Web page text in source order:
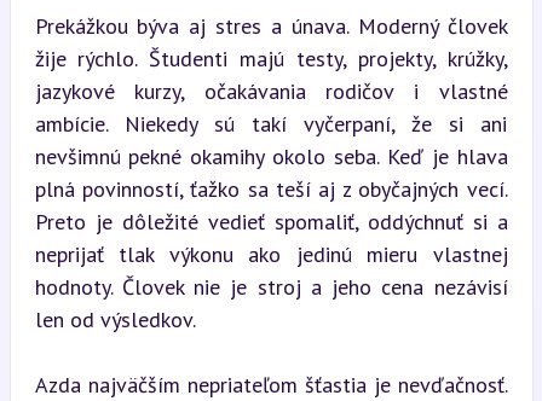
Prekážkou býva aj stres a únava. Moderný človek
žije rýchlo. Študenti majú testy, projekty, krúžky,
jazykové kurzy, očakávania rodičov i vlastné
ambície. Niekedy sú takí vyčerpaní, že si ani
nevšimnú pekné okamihy okolo seba. Keď je hlava
plná povinností, ťažko sa teší aj z obyčajných vecí.
Preto je dôležité vedieť spomaliť, oddýchnuť si a
neprijať tlak výkonu ako jedinú mieru vlastnej
hodnoty. Človek nie je stroj a jeho cena nezávisí
len od výsledkov.
Azda najväčším nepriateľom šťastia je nevďačnosť.